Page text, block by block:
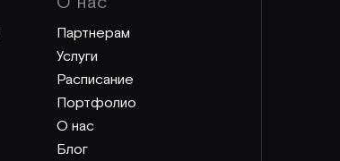
Партнерам
Услуги
Расписание
Портфолио
О нас
Блог